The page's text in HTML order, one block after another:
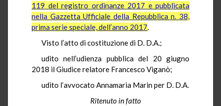
119 del registro ordinanze 2017 e pubblicata
nella Gazzetta Ufficiale della Repubblica n. 38,
prima serie speciale, dell’anno 2017.
Visto l’atto di costituzione di D. D.A.;
udito nell’udienza pubblica del 20 giugno
2018 il Giudice relatore Francesco Viganò;
udito l’avvocato Annamaria Marin per D. D.A.
Ritenuto in fatto